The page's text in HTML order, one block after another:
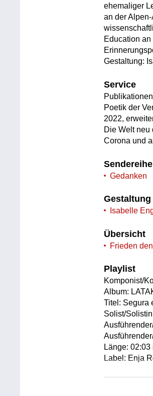
ehemaliger
an der
Education
Gestaltung:
Service
Poetik der
2022,
Die Welt neu
Corona und
Sendereihe
Gedanken
Gestaltung
Isabelle
Übersicht
Frieden
Playlist
Komponist/
Album:
Titel: Segura
Solist/
Länge: 02:03
Label: Enja
Komponist/